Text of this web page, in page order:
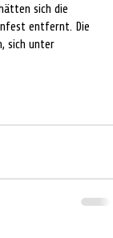
sich die
entfernt. Die
sich unter